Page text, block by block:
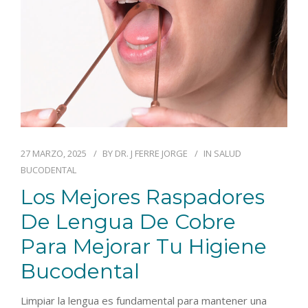
27 MARZO, 2025 BY DR. J FERRE JORGE IN SALUD
BUCODENTAL
Los Mejores Raspadores
De Lengua De Cobre
Para Mejorar Tu Higiene
Bucodental
Limpiar la lengua es fundamental para mantener una